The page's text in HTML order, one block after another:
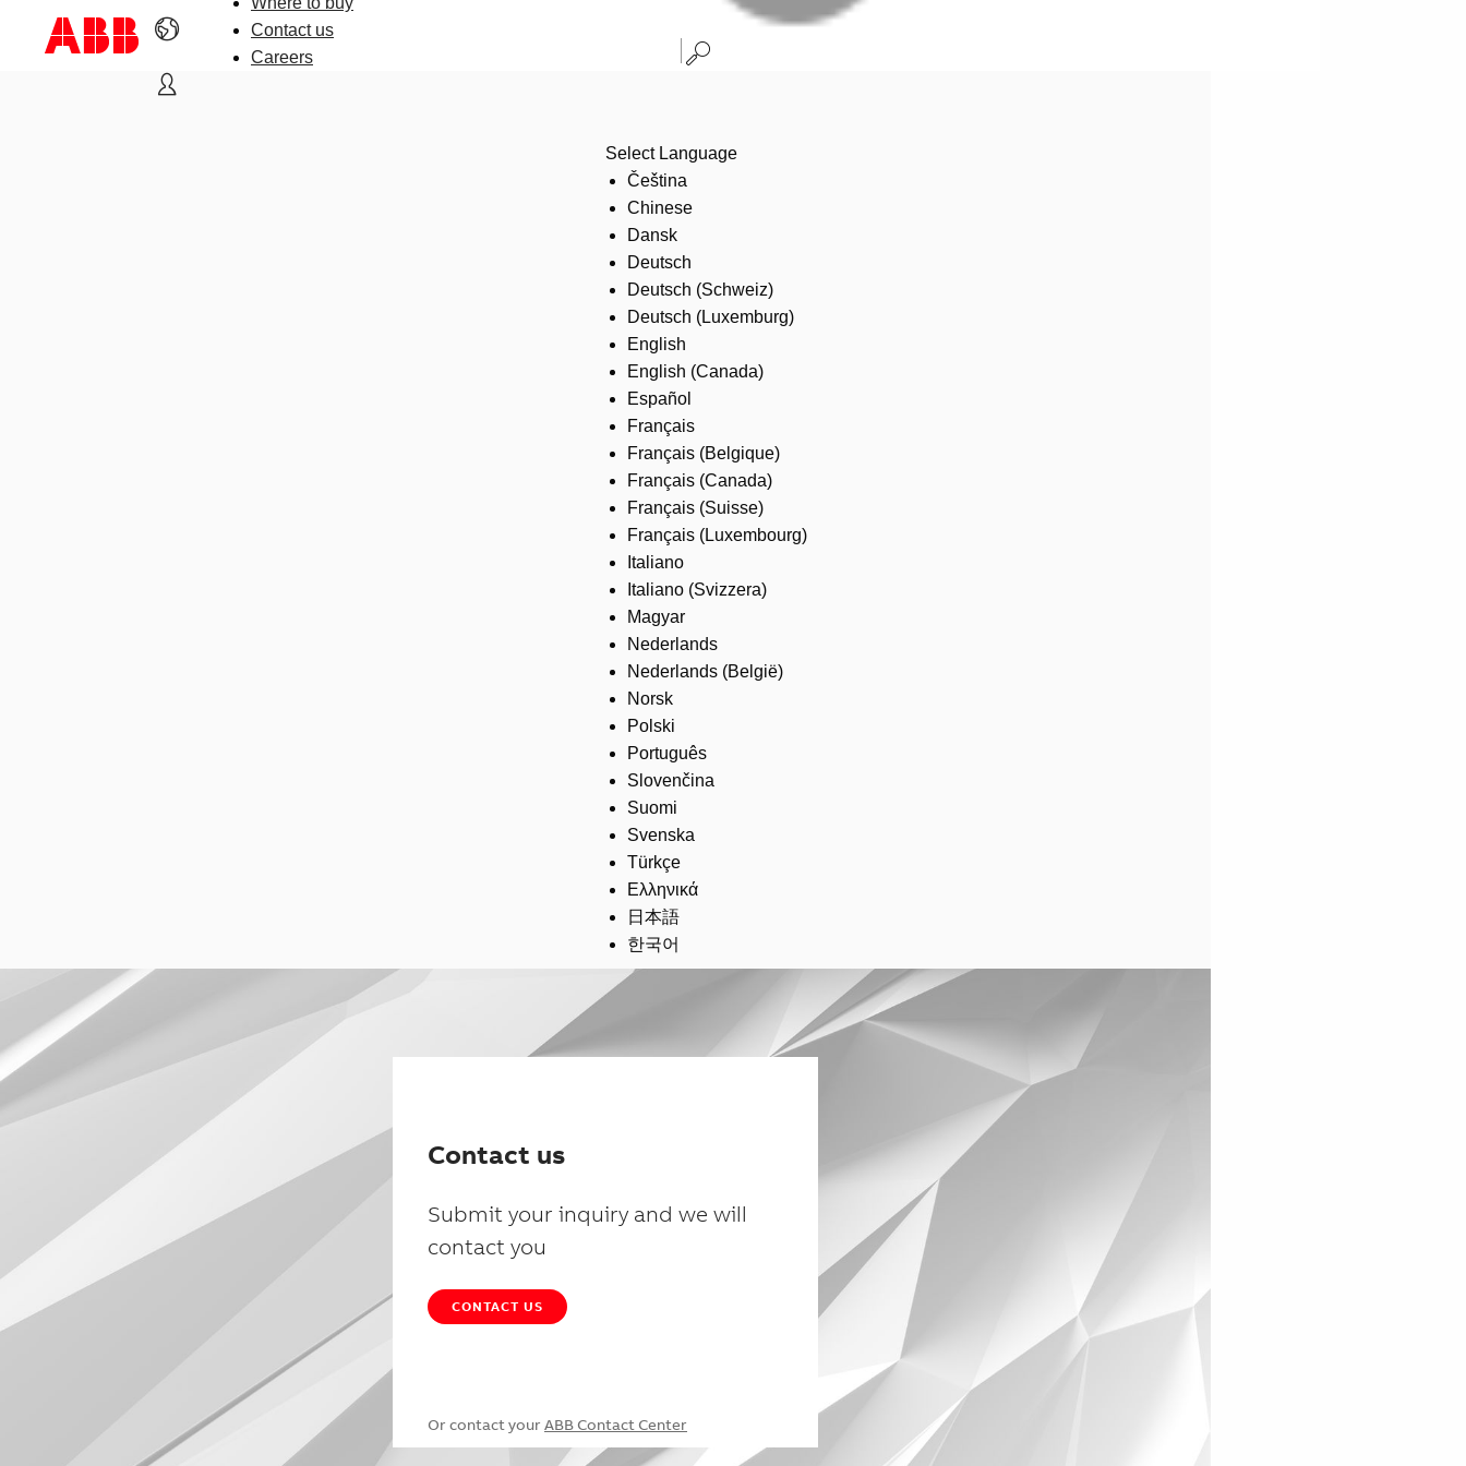
Contact us
Careers
Select Language
Čeština
Chinese
Dansk
Deutsch
Deutsch (Schweiz)
Deutsch (Luxemburg)
English
English (Canada)
Español
Français
Français (Belgique)
Français (Canada)
Français (Suisse)
Français (Luxembourg)
Italiano
Italiano (Svizzera)
Magyar
Nederlands
Nederlands (België)
Norsk
Polski
Português
Slovenčina
Suomi
Svenska
Türkçe
Ελληνικά
日本語
한국어
Contact us
Submit your inquiry and we will
contact you
CONTACT US
Or contact your ABB Contact Center